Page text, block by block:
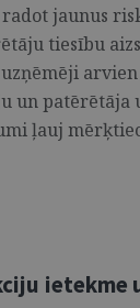
jaunus
tiesību
arvien
un patērētāja
ļauj
ietekme